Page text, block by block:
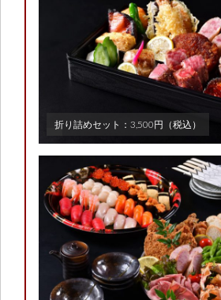
折り詰めセット：3,500円（税込）